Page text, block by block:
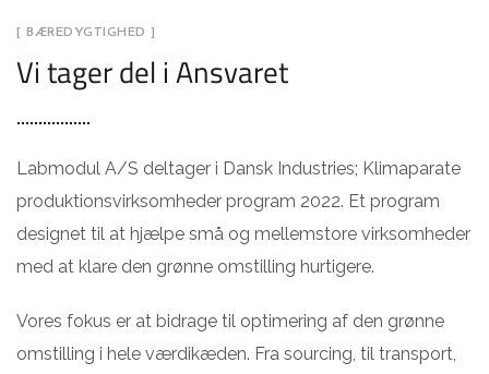
[ BÆREDYGTIGHED ]
Vi tager del i Ansvaret
Labmodul A/S deltager i Dansk Industries; Klimaparate
produktionsvirksomheder program 2022. Et program
designet til at hjælpe små og mellemstore virksomheder
med at klare den grønne omstilling hurtigere.
Vores fokus er at bidrage til optimering af den grønne
omstilling i hele værdikæden. Fra sourcing, til transport,